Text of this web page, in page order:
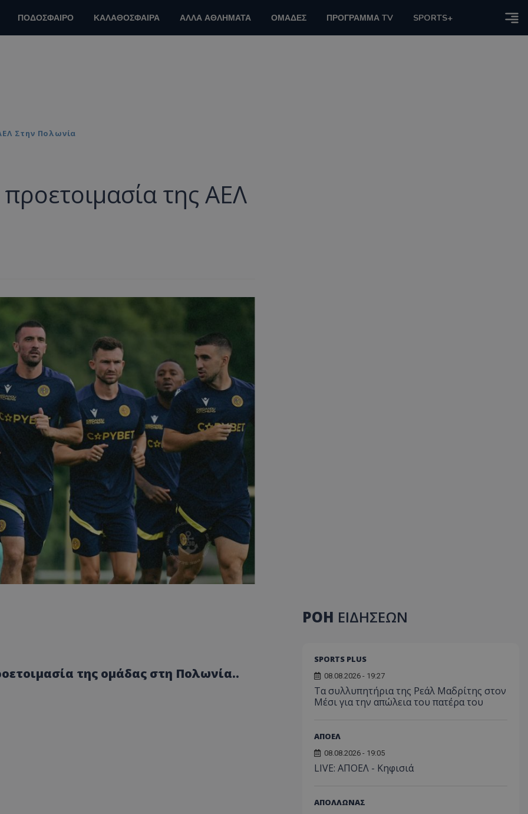
ΠΟΔΟΣΦΑΙΡΟ ΚΑΛΑΘΟΣΦΑΙΡΑ ΑΛΛΑ ΑΘΛΗΜΑΤΑ ΟΜΑΔΕΣ ΠΡΟΓΡΑΜΜΑ TV SPORTS+
Στην Πολωνία
της ΑΕΛ
της ομάδας στη Πολωνία..
ΡΟΗ ΕΙΔΗΣΕΩΝ
SPORTS PLUS
08.08.2026 - 19:27
Τα συλλυπητήρια της Ρεάλ Μαδρίτης στον
Μέσι για την απώλεια του πατέρα του
ΑΠΟΕΛ
08.08.2026 - 19:05
LIVE: ΑΠΟΕΛ - Κηφισιά
ΑΠΟΛΛΩΝΑΣ